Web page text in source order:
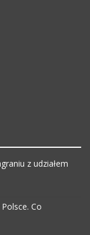
z udziałem
Co